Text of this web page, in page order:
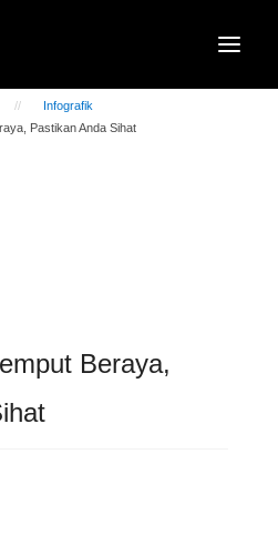
Infografik
Pastikan Anda Sihat
Beraya,